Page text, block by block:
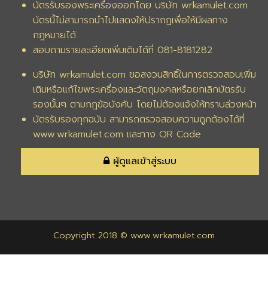
บัตรรับรองพระเครื่องออกโดย บริษัท wrkamulet.com
บัตรนี้ไม่สามารถนำไปแสดงให้ปรากฏเพื่อให้มีผลทาง
กฎหมายได้
สอบถามรายละเอียดเพิ่มเติมได้ที่ 081-8181282
บริษัท wrkamulet.com ขอสงวนสิทธิ์ในการตรวจสอบเพิ่ม
เติมหรือแก้ไขพระเครื่องและวัตถุมงคลหรือยกเลิกบัตรรับ
รองนั้นๆ ตามกฎข้อบังคับ โดยไม่ต้องแจ้งให้ทราบล่วงหน้า
บัตรรับรองทุกฉบับ สามารถตรวจสอบความถูกต้องได้ที่
www.wrkamulet.com และทาง QR Code
ผู้ดูแลเข้าสู่ระบบ
Copyright 2018 © www.wrkamulet.com